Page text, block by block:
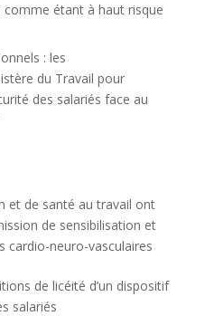
comme étant à haut risque
: les
du Travail pour
des salariés face au
et de santé au travail ont
de sensibilisation et
cardio-neuro-vasculaires
de licéité d’un dispositif
salariés